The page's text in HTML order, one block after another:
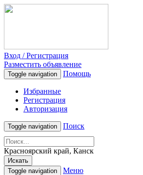
Вход / Регистрация
Разместить объявление
Toggle navigation Помощь
Избранные
Регистрация
Авторизация
Toggle navigation Поиск
Красноярский край, Канск
Искать
Toggle navigation
Меню